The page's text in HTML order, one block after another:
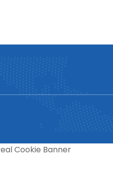
Cookie Banner